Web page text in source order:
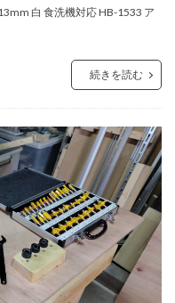
白 食洗機対応 HB-1533 ア
続きを読む